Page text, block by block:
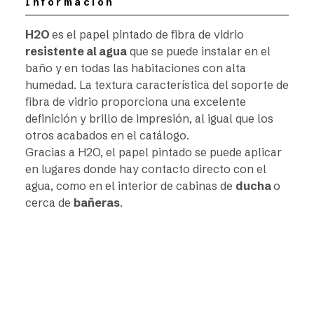
H2O es el papel pintado de fibra de vidrio
resistente al agua que se puede instalar en el
baño y en todas las habitaciones con alta
humedad. La textura característica del soporte de
fibra de vidrio proporciona una excelente
definición y brillo de impresión, al igual que los
otros acabados en el catálogo.
Gracias a H2O, el papel pintado se puede aplicar
en lugares donde hay contacto directo con el
agua, como en el interior de cabinas de duchao
cerca de bañeras.